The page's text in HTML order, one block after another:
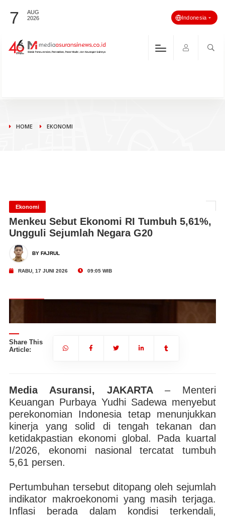
7
AUG
2026
Indonesia
HOME EKONOMI
Ekonomi
Menkeu Sebut Ekonomi RI Tumbuh 5,61%,
Ungguli Sejumlah Negara G20
BY FAJRUL
RABU, 17 JUNI 2026 09:05 WIB
Menteri Keuangan Purbaya Yudhi Sadewa. | Foto: Kemenkeu
Share This
Article:
Media Asuransi, JAKARTA– Menteri
Keuangan Purbaya Yudhi Sadewa menyebut
perekonomian Indonesia tetap menunjukkan
kinerja yang solid di tengah tekanan dan
ketidakpastian ekonomi global. Pada kuartal
I/2026, ekonomi nasional tercatat tumbuh
5,61 persen.
Pertumbuhan tersebut ditopang oleh sejumlah
indikator makroekonomi yang masih terjaga.
Inflasi berada dalam kondisi terkendali,